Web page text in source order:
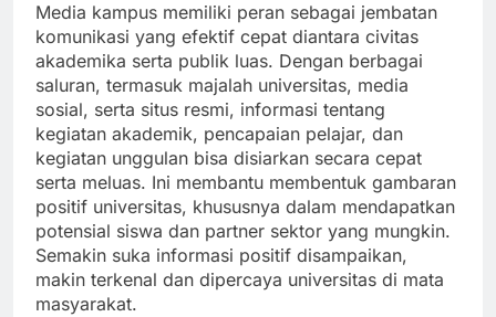
Media kampus memiliki peran sebagai jembatan
komunikasi yang efektif cepat diantara civitas
akademika serta publik luas. Dengan berbagai
saluran, termasuk majalah universitas, media
sosial, serta situs resmi, informasi tentang
kegiatan akademik, pencapaian pelajar, dan
kegiatan unggulan bisa disiarkan secara cepat
serta meluas. Ini membantu membentuk gambaran
positif universitas, khususnya dalam mendapatkan
potensial siswa dan partner sektor yang mungkin.
Semakin suka informasi positif disampaikan,
makin terkenal dan dipercaya universitas di mata
masyarakat.